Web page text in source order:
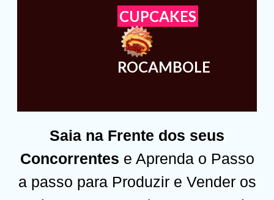
CUPCAKES
ROCAMBOLE
Saia na Frente dos seus
Concorrentes e Aprenda o Passo
a passo para Produzir e Vender os